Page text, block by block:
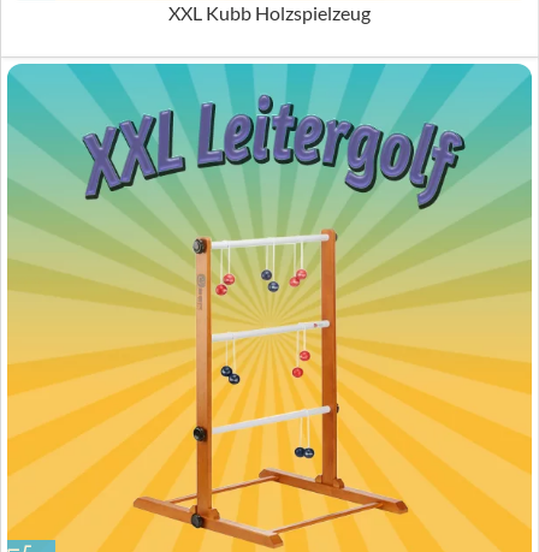
XXL Kubb Holzspielzeug